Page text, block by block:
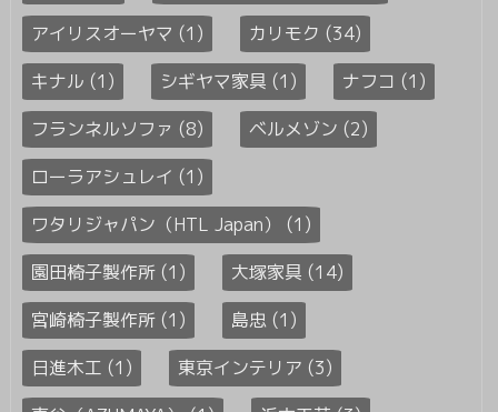
アイリスオーヤマ (1)
カリモク (34)
キナル (1)
シギヤマ家具 (1)
ナフコ (1)
フランネルソファ (8)
ベルメゾン (2)
ローラアシュレイ (1)
ワタリジャパン（HTL Japan） (1)
園田椅子製作所 (1)
大塚家具 (14)
宮崎椅子製作所 (1)
島忠 (1)
日進木工 (1)
東京インテリア (3)